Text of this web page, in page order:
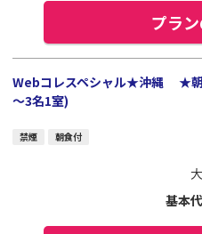
プラ
Webコレスペシャル★沖縄 ★朝
～3名1室)
禁煙 朝食付
基本